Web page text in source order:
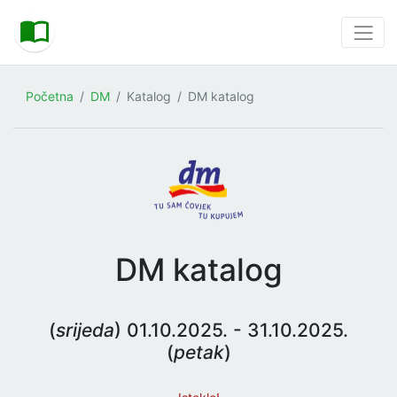
Početna DM Katalog DM katalog
DM katalog
(srijeda) 01.10.2025. - 31.10.2025.
(petak)